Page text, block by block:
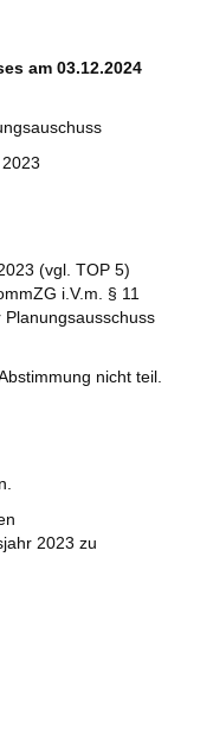
am 03.12.2024
(vgl. TOP 5)
i.V.m. § 11
nicht teil.
2023 zu